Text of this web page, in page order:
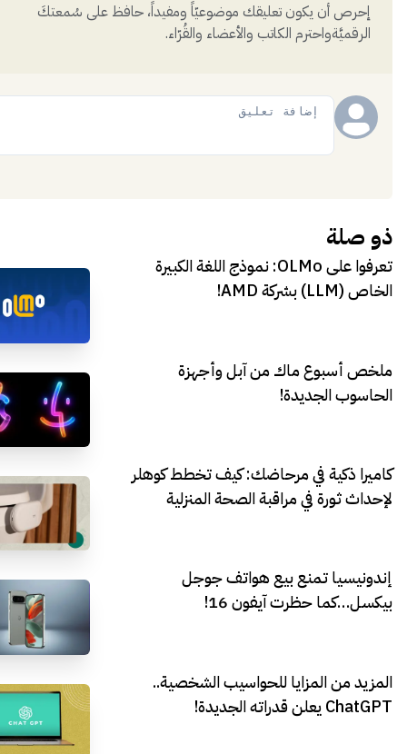
إحرص أن يكون تعليقك موضوعيّاً ومفيداً، حافظ على سُمعتكَ
الرقميَّةواحترم الكاتب والأعضاء والقُرّاء.
ذو صلة
تعرفوا على OLMo: نموذج اللغة الكبيرة
الخاص (LLM) بشركة AMD!
ملخص أسبوع ماك من آبل وأجهزة
الحاسوب الجديدة!
كاميرا ذكية في مرحاضك: كيف تخطط كوهلر
لإحداث ثورة في مراقبة الصحة المنزلية
إندونيسيا تمنع بيع هواتف جوجل
بيكسل…كما حظرت آيفون 16!
المزيد من المزايا للحواسيب الشخصية..
ChatGPT يعلن قدراته الجديدة!